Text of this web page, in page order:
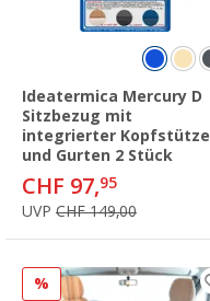
Ideatermica Mercury D
Sitzbezug mit
integrierter Kopfstütze
und Gurten 2 Stück
CHF 97,95
UVP CHF 149,00
%